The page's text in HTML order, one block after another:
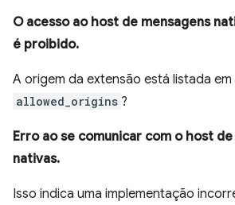
O acesso ao host de mensagens
é proibido.
A origem da extensão está listada em
allowed_origins ?
Erro ao se comunicar com o host
nativas.
Isso indica uma implementação